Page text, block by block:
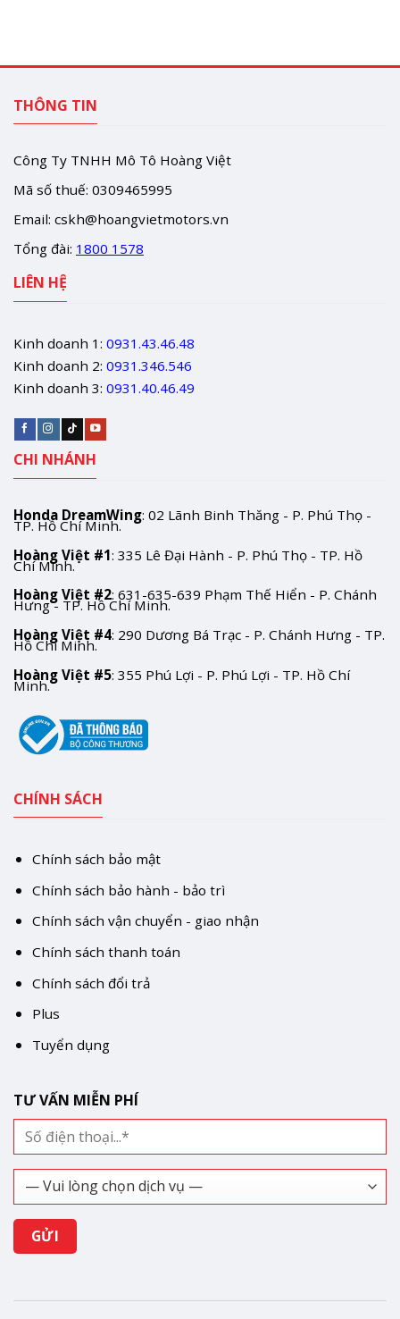
THÔNG TIN
Công Ty TNHH Mô Tô Hoàng Việt
Mã số thuế: 0309465995
Email: cskh@hoangvietmotors.vn
Tổng đài: 1800 1578
LIÊN HỆ
Kinh doanh 1: 0931.43.46.48
Kinh doanh 2: 0931.346.546
Kinh doanh 3: 0931.40.46.49
CHI NHÁNH
Honda DreamWing: 02 Lãnh Binh Thăng - P. Phú Thọ -
TP. Hồ Chí Minh.
Hoàng Việt #1: 335 Lê Đại Hành - P. Phú Thọ - TP. Hồ
Chí Minh.
Hoàng Việt #2: 631-635-639 Phạm Thế Hiển - P. Chánh
Hưng - TP. Hồ Chí Minh.
Hoàng Việt #4: 290 Dương Bá Trạc - P. Chánh Hưng - TP.
Hồ Chí Minh.
Hoàng Việt #5: 355 Phú Lợi - P. Phú Lợi - TP. Hồ Chí
Minh.
CHÍNH SÁCH
Chính sách bảo mật
Chính sách bảo hành - bảo trì
Chính sách vận chuyển - giao nhận
Chính sách thanh toán
Chính sách đổi trả
Plus
Tuyển dụng
TƯ VẤN MIỄN PHÍ